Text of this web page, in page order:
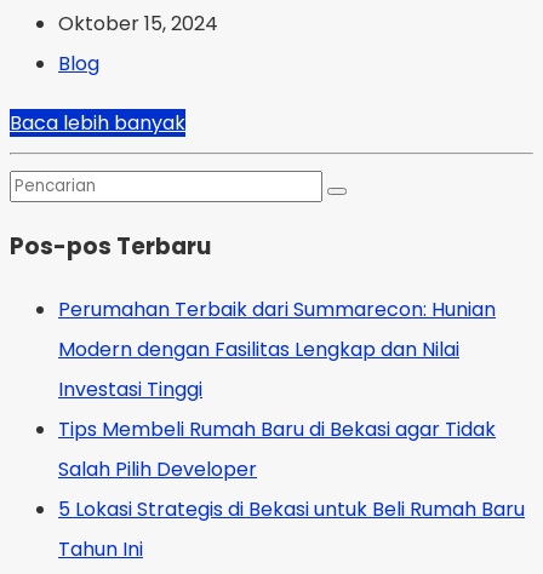
Oktober 15, 2024
Blog
Baca lebih banyak
Pos-pos Terbaru
Perumahan Terbaik dari Summarecon: Hunian
Modern dengan Fasilitas Lengkap dan Nilai
Investasi Tinggi
Tips Membeli Rumah Baru di Bekasi agar Tidak
Salah Pilih Developer
5 Lokasi Strategis di Bekasi untuk Beli Rumah Baru
Tahun Ini